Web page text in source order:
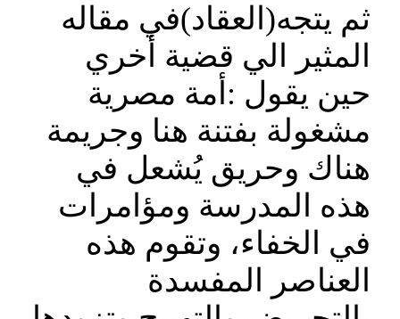
ثم يتجه(العقاد)في مقاله
المثير الي قضية أخري
حين يقول :أمة مصرية
مشغولة بفتنة هنا وجريمة
هناك وحريق يُشعل في
هذه المدرسة ومؤامرات
في الخفاء، وتقوم هذه
العناصر المفسدة